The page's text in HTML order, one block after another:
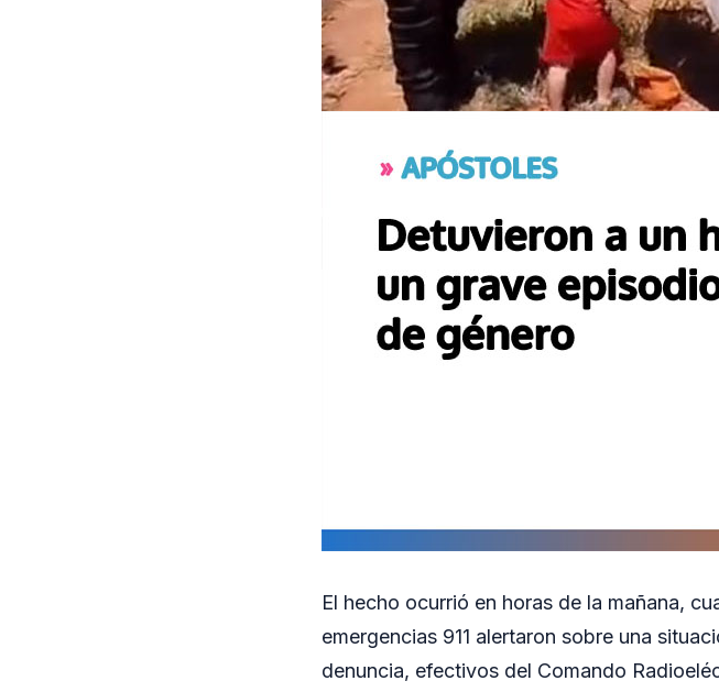
El hecho ocurrió en horas de la mañana,
emergencias 911 alertaron sobre una
denuncia, efectivos del Comando